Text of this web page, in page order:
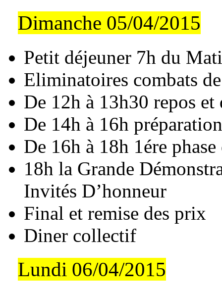
Dimanche 05/04/2015
Petit déjeuner 7h du
Eliminatoires combats
De 12h à 13h30 repos et
De 14h à 16h
De 16h à 18h 1ére
18h la Grande
Invités D’honneur
Final et remise des prix
Diner collectif
Lundi 06/04/2015